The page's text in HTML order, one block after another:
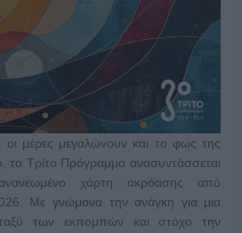
μέρες μεγαλώνουν και το φως της
το Τρίτο Πρόγραμμα ανασυντάσσεται
χάρτη ακρόασης από
Με γνώμονα την ανάγκη για μια
των εκπομπών και στόχο την